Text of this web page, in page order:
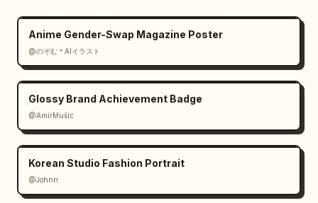
japonés ultra audaz, tipografía negra sobre
dramática, fotografía de moda brillante
mezclada con maquetas de interfaz de usuario,
alto contraste, acabado de anuncio impreso
nítido, sin minimalismo limpio, sin fondo
blanco, sin marca de agua.
Anime Gender-Swap Magazine Poster
@のぞむ＊AIイラスト
Glossy Brand Achievement Badge
@AmirMušić
Korean Studio Fashion Portrait
@Johnn